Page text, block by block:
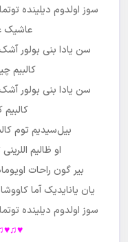
سوز اولدوم دیلینده
عاشیک
سن یادا بنی بولور
کالبیم
سن یادا بنی بولور
بیل‌سیدیم توم
او ظالیم
بیر گون راحات
یان یانایدیک آما
سوز اولدوم دیلینده